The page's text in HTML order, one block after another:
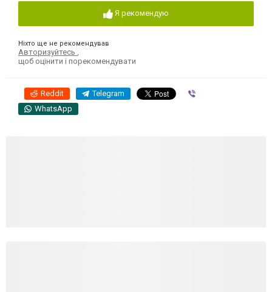
Я рекомендую
Ніхто ще не рекомендував
Авторизуйтесь ,
щоб оцінити і порекомендувати
Reddit Telegram
WhatsApp